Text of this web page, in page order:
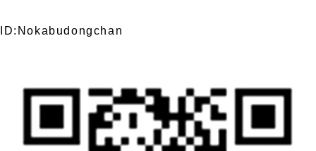
ID:Nokabudongchan